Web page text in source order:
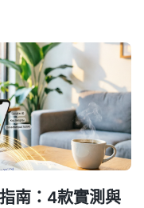
南：4款實測與